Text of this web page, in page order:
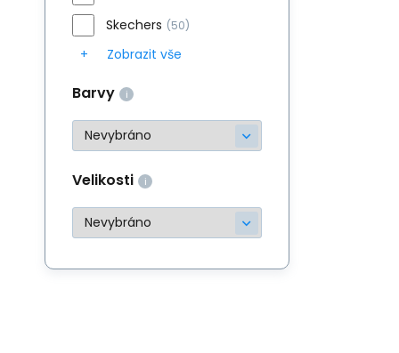
Skechers (50)
Zobrazit vše
Barvy
Velikosti